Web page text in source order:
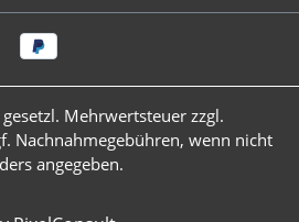
Mehrwertsteuer zzgl.
Nachnahmegebühren, wenn nicht
angegeben.